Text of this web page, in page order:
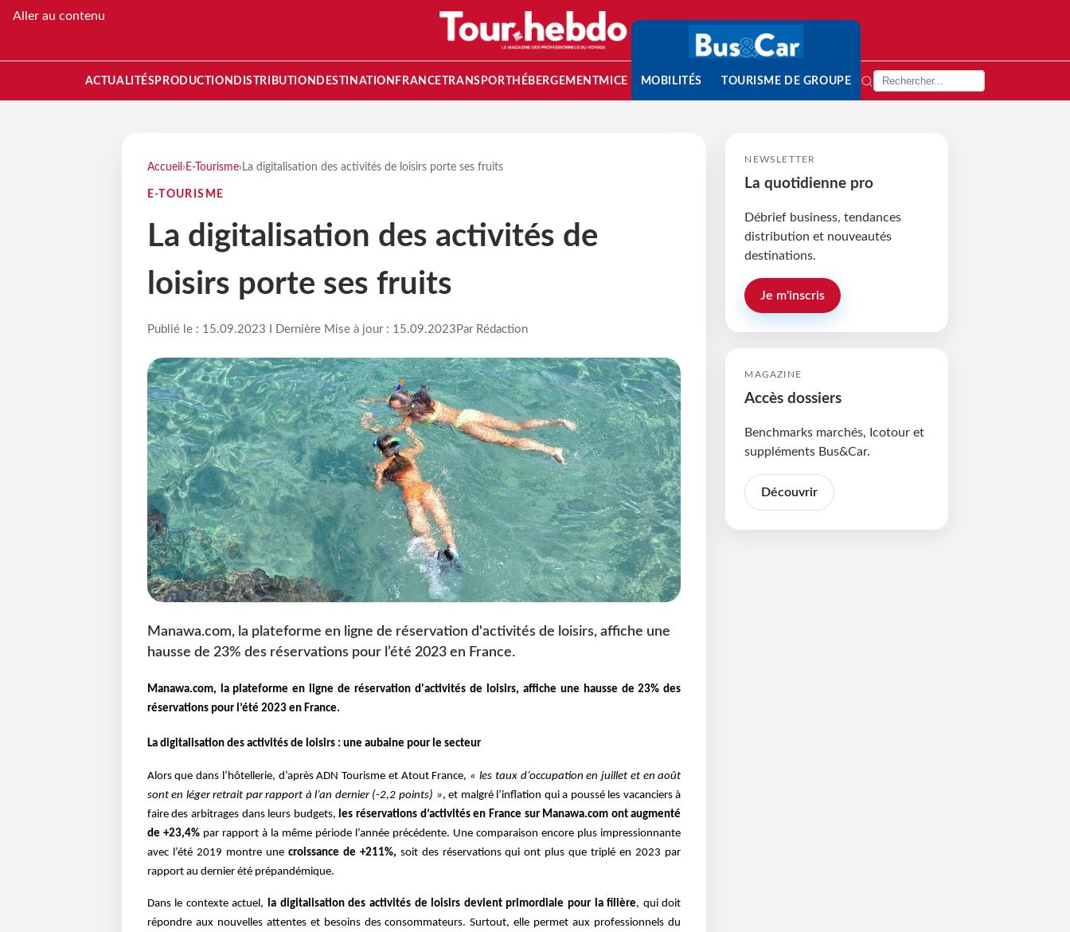
Aller au contenu
ACTUALITÉS PRODUCTION DISTRIBUTION DESTINATION FRANCETRANSPORT HÉBERGEMENTMICE MOBILITÉS TOURISME DE GROUPE
Accueil › E-Tourisme› La digitalisation des activités de loisirs porte ses fruits
E-TOURISME
La digitalisation des activités de
loisirs porte ses fruits
Publié le : 15.09.2023 I Dernière Mise à jour : 15.09.2023 Par Rédaction
Manawa.com, la plateforme en ligne de réservation d'activités de loisirs, affiche une
hausse de 23% des réservations pour l’été 2023 en France.
Manawa.com, la plateforme en ligne de réservation d'activités de loisirs, affiche une hausse de 23% des
réservations pour l’été 2023 en France.
La digitalisation des activités de loisirs : une aubaine pour le secteur
Alors que dans l’hôtellerie, d’après ADN Tourisme et Atout France, « les taux d’occupation en juillet et en août
sont en léger retrait par rapport à l’an dernier (-2,2 points) », et malgré l’inflation qui a poussé les vacanciers à
faire des arbitrages dans leurs budgets, les réservations d’activités en France sur Manawa.com ont augmenté
de +23,4% par rapport à la même période l’année précédente. Une comparaison encore plus impressionnante
avec l’été 2019 montre une croissance de +211%, soit des réservations qui ont plus que triplé en 2023 par
rapport au dernier été prépandémique.
Dans le contexte actuel, la digitalisation des activités de loisirs devient primordiale pour la filière, qui doit
répondre aux nouvelles attentes et besoins des consommateurs. Surtout, elle permet aux professionnels du
NEWSLETTER
La quotidienne pro
Débrief business, tendances
distribution et nouveautés
destinations.
Je m'inscris
MAGAZINE
Accès dossiers
Benchmarks marchés, Icotour et
suppléments Bus&Car.
Découvrir